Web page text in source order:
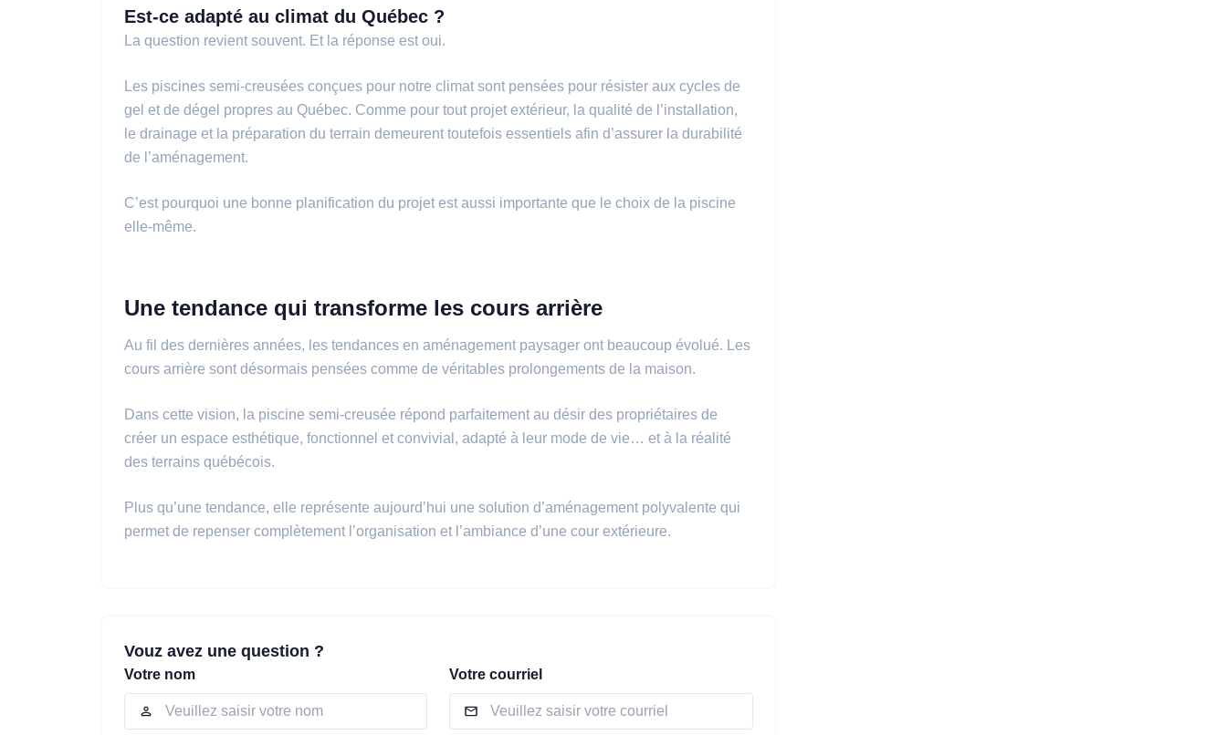
Est-ce adapté au climat du Québec ?
La question revient souvent. Et la réponse est oui.
Les piscines semi-creusées conçues pour notre climat sont pensées pour résister aux cycles de
gel et de dégel propres au Québec. Comme pour tout projet extérieur, la qualité de l’installation,
le drainage et la préparation du terrain demeurent toutefois essentiels afin d’assurer la durabilité
de l’aménagement.
C’est pourquoi une bonne planification du projet est aussi importante que le choix de la piscine
elle-même.
Une tendance qui transforme les cours arrière
Au fil des dernières années, les tendances en aménagement paysager ont beaucoup évolué. Les
cours arrière sont désormais pensées comme de véritables prolongements de la maison.
Dans cette vision, la piscine semi-creusée répond parfaitement au désir des propriétaires de
créer un espace esthétique, fonctionnel et convivial, adapté à leur mode de vie… et à la réalité
des terrains québécois.
Plus qu’une tendance, elle représente aujourd’hui une solution d’aménagement polyvalente qui
permet de repenser complètement l’organisation et l’ambiance d’une cour extérieure.
Vouz avez une question ?
Votre nom Votre courriel